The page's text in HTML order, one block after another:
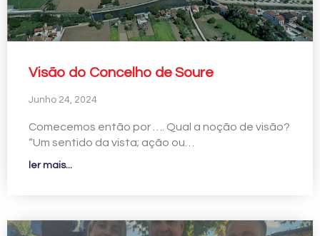
Visão do Concelho de Soure
Junho 24, 2024
Comecemos então por …. Qual a noção de visão?
“Um sentido da vista; ação ou…
ler mais...